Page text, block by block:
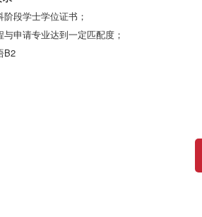
阶段学士学位证书；
申请专业达到一定匹配度；
B2